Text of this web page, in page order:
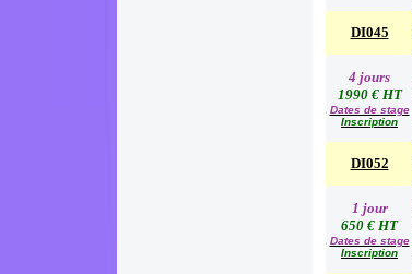
DI045
4 jours
1990 € HT
Dates de stage
Inscription
DI052
1 jour
650 € HT
Dates de stage
Inscription